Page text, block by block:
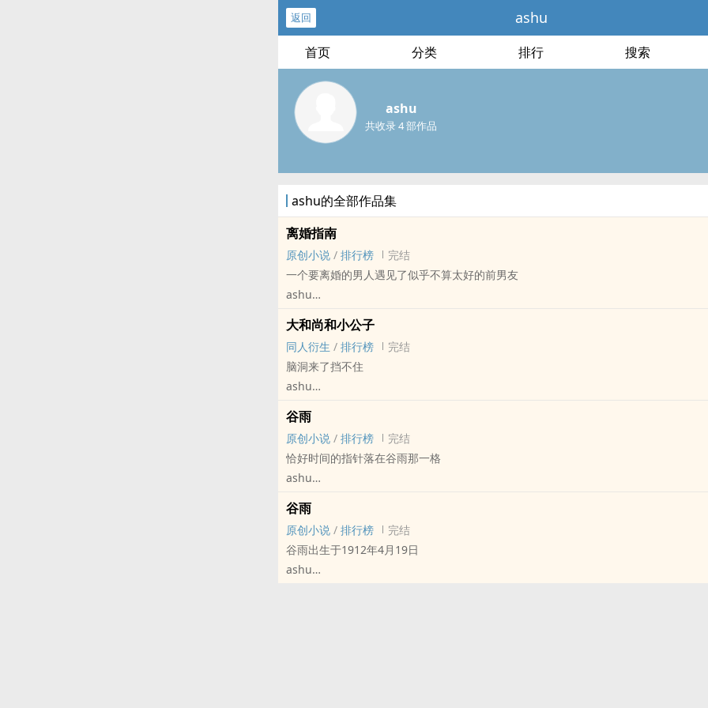
返回 ashu
首页 分类 排行 搜索
ashu
共收录 4 部作品
ashu的全部作品集
离婚指南
原创小说 / 排行榜
完结
一个要离婚的男人遇见了似乎不算太好的前男友
ashu
短篇
李贺转过头说：“金钱使人堕落，这是叔本华说的。杜元嘉，我操你妈，我操你的每一分
杜元嘉笑起来道：“你还记得啊？”
大和尚和小公子
同人衍生 / 排行榜
完结
脑洞来了挡不住
ashu
完结
谷雨
原创小说 / 排行榜
完结
恰好时间的指针落在谷雨那一格
ashu
民国
谷雨出生于1912年4月19日，恰好时间的指针落在谷雨那一格。他爹谷天德说，那就叫
挺好，雨生百谷，咱家的家业传到他手上肯定越做越大。
谷雨
原创小说 / 排行榜
完结
谷雨出生于1912年4月19日
ashu